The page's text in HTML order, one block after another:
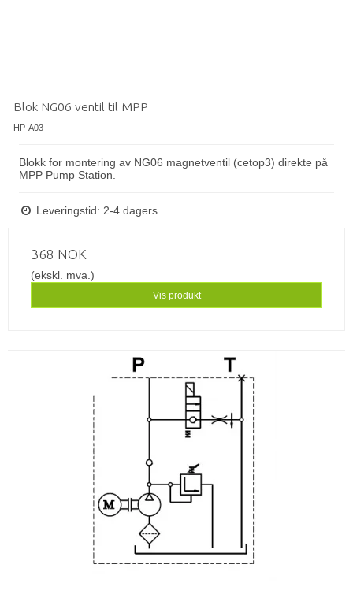
Blok NG06 ventil til MPP
HP-A03
Blokk for montering av NG06 magnetventil (cetop3) direkte på
MPP Pump Station.
Leveringstid: 2-4 dagers
368 NOK
(ekskl. mva.)
Vis produkt